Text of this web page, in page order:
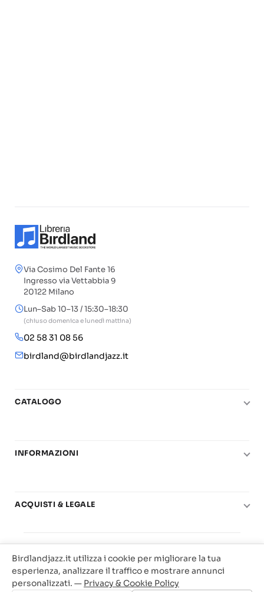
Via Cosimo Del Fante 16
Ingresso via Vettabbia 9
20122 Milano
Lun–Sab 10–13 / 15:30–18:30
(chiuso domenica e lunedì mattina)
02 58 31 08 56
birdland@birdlandjazz.it
CATALOGO
Chitarra
Basi play-along
Offerte
INFORMAZIONI
Carta del Docente
ACQUISTI & LEGALE
Privacy & Cookie
Traccia il tuo ordine
Birdland Milano. P.Iva 12093700156
Web Agency Milano
Birdlandjazz.it utilizza i cookie per migliorare la tua
esperienza, analizzare il traffico e mostrare annunci
personalizzati. — Privacy & Cookie Policy